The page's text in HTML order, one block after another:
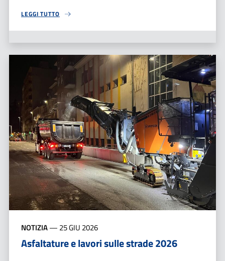
LEGGI TUTTO
NOTIZIA— 25 GIU 2026
Asfaltature e lavori sulle strade 2026